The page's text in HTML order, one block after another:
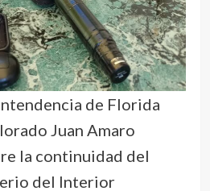
de Florida
Juan Amaro
la continuidad del
del Interior